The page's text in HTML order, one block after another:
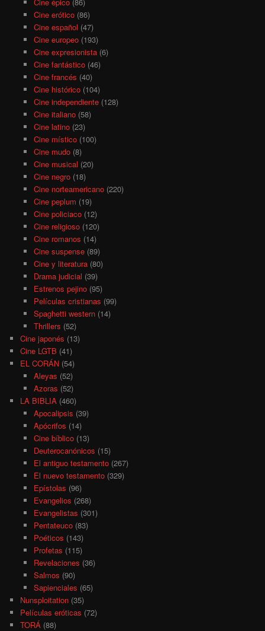
Cine erótico(86)
Cine español (47)
Cine europeo(193)
Cine expresionista(6)
Cine fantástico(46)
Cine francés (40)
Cine histórico(104)
Cine independiente(128)
Cine italiano(58)
Cine latino(23)
Cine místico(100)
Cine mudo(8)
Cine musical (20)
Cine negro(18)
Cine norteamericano(220)
Cine peplum (19)
Cine policiaco(12)
Cine religioso(120)
Cine romanos (14)
Cine suspense(89)
Cine y literatura(80)
Drama judicial (39)
Estrenos pejino(95)
Películas cristianas (99)
Spaghetti western(14)
Thrillers (52)
Cine japonés (13)
Cine LGTB (41)
EL CORÁN (54)
Aleyas (52)
Azoras (52)
LA BIBLIA (460)
Apocalipsis (39)
Apócrifos (14)
Cine bíblico(13)
Deuterocanónicos (15)
El antiguo testamento(267)
El nuevo testamento(329)
Epístolas (96)
Evangelios (268)
Evangelistas (301)
Pentateuco(83)
Poéticos (143)
Profetas (115)
Revelaciones (36)
Salmos (90)
Sapienciales (65)
Nunsploitation (35)
Películas eróticas (72)
TORÁ (88)